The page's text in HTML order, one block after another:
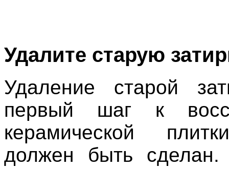
Удалите старую
Удаление старой
первый шаг к
керамической
должен быть